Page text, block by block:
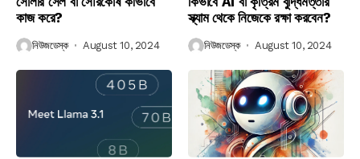
কাজ করে?
নিউজডেস্ক August 10, 2024
স্ক্যাম থেকে নিজেকে রক্ষা করবেন?
নিউজডেস্ক August 10, 2024